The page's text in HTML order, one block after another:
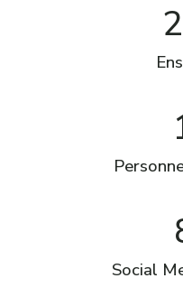
Social